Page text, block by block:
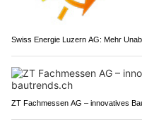
Swiss Energie Luzern AG: Mehr
ZT Fachmessen AG – innovatives